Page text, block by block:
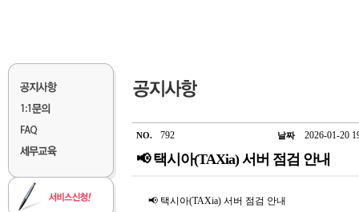
NO. 792 날짜 2026-01-20
📢 택시아(TAXia) 서버 점검 안내
📢 택시아(TAXia) 서버 점검 안내